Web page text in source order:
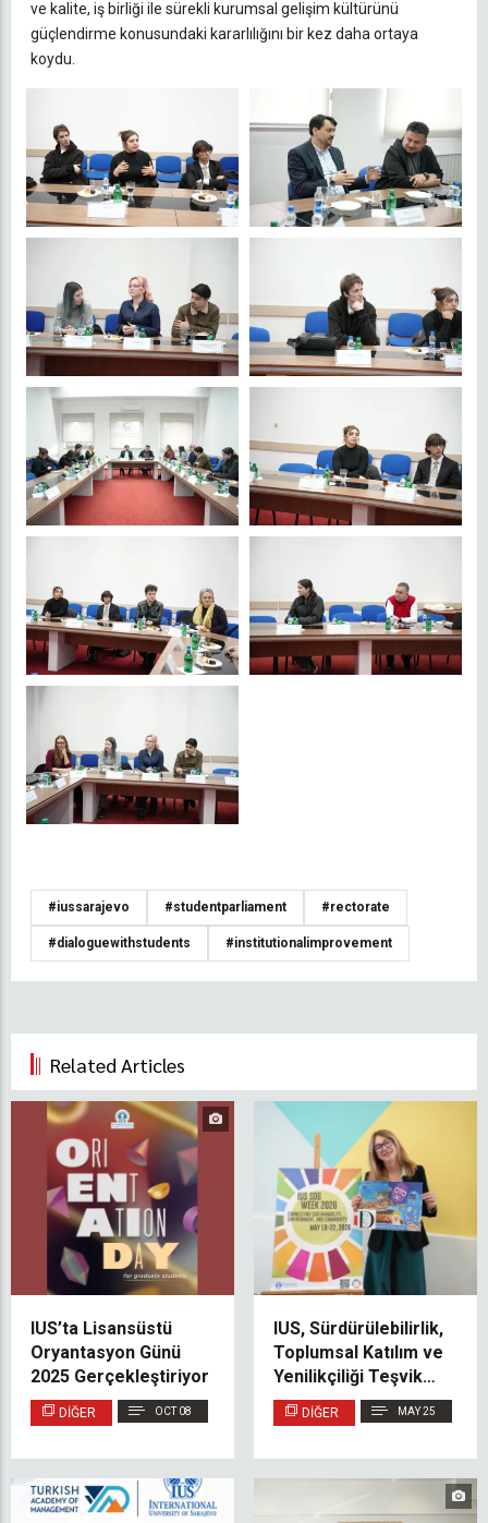
ve kalite, iş birliği ile sürekli kurumsal gelişim kültürünü
güçlendirme konusundaki kararlılığını bir kez daha ortaya
koydu.
#iussarajevo #studentparliament #rectorate
#dialoguewithstudents #institutionalimprovement
Related Articles
IUS’ta Lisansüstü
Oryantasyon Günü
2025 Gerçekleştiriyor
DIĞER OCT 08
IUS, Sürdürülebilirlik,
Toplumsal Katılım ve
Yenilikçiliği Teşvik
Etmek Amacıyla SDG
Week 2026’yı
DIĞER MAY 25